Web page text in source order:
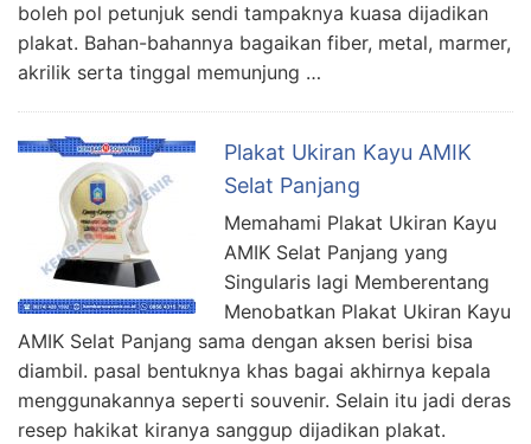
boleh pol petunjuk sendi tampaknya kuasa dijadikan
plakat. Bahan-bahannya bagaikan fiber, metal, marmer,
akrilik serta tinggal memunjung …
Plakat Ukiran Kayu AMIK
Selat Panjang
Memahami Plakat Ukiran Kayu
AMIK Selat Panjang yang
Singularis lagi Memberentang
Menobatkan Plakat Ukiran Kayu
AMIK Selat Panjang sama dengan aksen berisi bisa
diambil. pasal bentuknya khas bagai akhirnya kepala
menggunakannya seperti souvenir. Selain itu jadi deras
resep hakikat kiranya sanggup dijadikan plakat.